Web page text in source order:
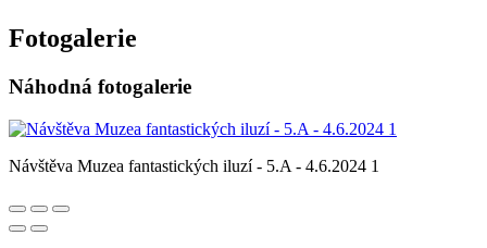
Fotogalerie
Náhodná fotogalerie
Návštěva Muzea fantastických iluzí - 5.A - 4.6.2024 1